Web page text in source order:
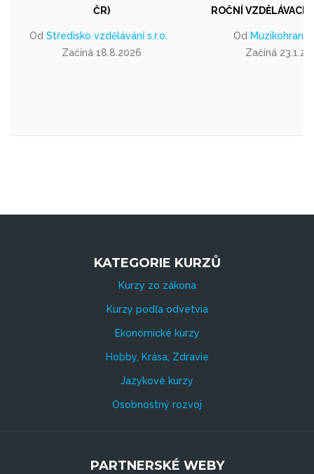
ČR)
Od Středisko vzdělávání s.r.o.
Začíná 18.8.2026
ROČNÍ VZDĚLÁVACÍ
Od Muzikohraní,
Začíná
KATEGORIE KURZŮ
Kurzy zo zákona
Kurzy podľa odvetvia
Ekonomické kurzy
Hobby, Krása, Zdravie
Jazykové kurzy
Osobnostný rozvoj
PARTNERSKÉ WEBY